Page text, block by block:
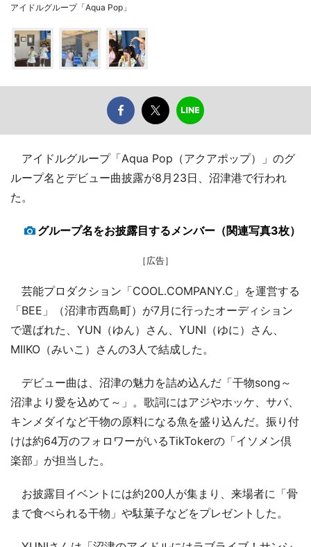
アイドルグループ「Aqua Pop」
アイドルグループ「Aqua Pop（アクアポップ）」のグ
ループ名とデビュー曲披露が8月23日、沼津港で行われ
た。
グループ名をお披露目するメンバー（関連写真3枚）
［広告］
芸能プロダクション「COOL.COMPANY.C」を運営する
「BEE」（沼津市西島町）が7月に行ったオーディション
で選ばれた、YUN（ゆん）さん、YUNI（ゆに）さん、
MIIKO（みいこ）さんの3人で結成した。
デビュー曲は、沼津の魅力を詰め込んだ「干物song～
沼津より愛を込めて～」。歌詞にはアジやホッケ、サバ、
キンメダイなど干物の原料になる魚を盛り込んだ。振り付
けは約64万のフォロワーがいるTikTokerの「イソメン倶
楽部」が担当した。
お披露目イベントには約200人が集まり、来場者に「骨
まで食べられる干物」や駄菓子などをプレゼントした。